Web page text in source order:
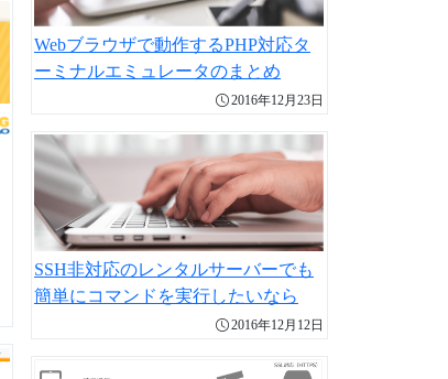
Webブラウザで動作するPHP対応タ
ーミナルエミュレータのまとめ
2016年12月23日
SSH非対応のレンタルサーバーでも
簡単にコマンドを実行したいなら
2016年12月12日